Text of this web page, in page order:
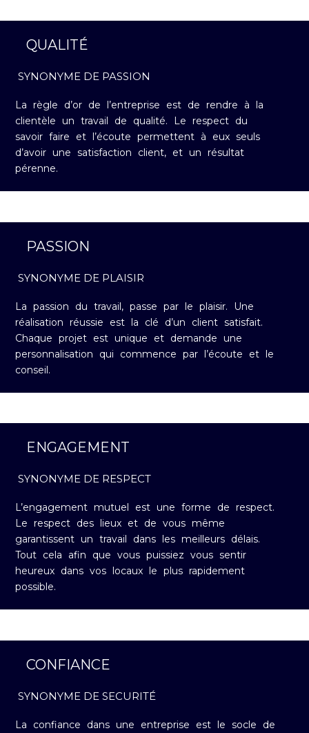
QUALITÉ
SYNONYME DE PASSION
La règle d’or de l’entreprise est de rendre à la
clientèle un travail de qualité. Le respect du
savoir faire et l’écoute permettent à eux seuls
d’avoir une satisfaction client, et un résultat
pérenne.
PASSION
SYNONYME DE PLAISIR
La passion du travail, passe par le plaisir. Une
réalisation réussie est la clé d’un client satisfait.
Chaque projet est unique et demande une
personnalisation qui commence par l’écoute et le
conseil.
ENGAGEMENT
SYNONYME DE RESPECT
L’engagement mutuel est une forme de respect.
Le respect des lieux et de vous même
garantissent un travail dans les meilleurs délais.
Tout cela afin que vous puissiez vous sentir
heureux dans vos locaux le plus rapidement
possible.
CONFIANCE
SYNONYME DE SECURITÉ
La confiance dans une entreprise est le socle de